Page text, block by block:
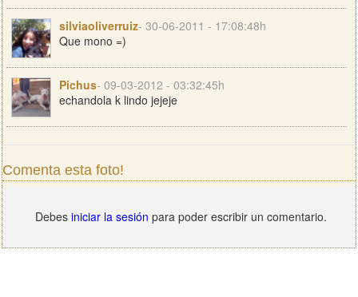
silviaoliverruiz- 30-06-2011 - 17:08:48h
Que mono =)
Pichus- 09-03-2012 - 03:32:45h
echandola k lindo jejeje
Comenta esta foto!
Debes iniciar la sesión para poder escribir un comentario.